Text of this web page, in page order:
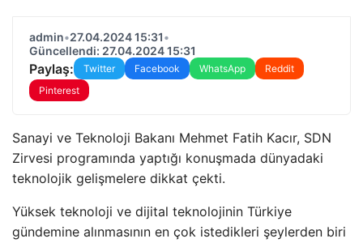
admin•27.04.2024 15:31•
Güncellendi: 27.04.2024 15:31
Paylaş: Twitter Facebook WhatsApp
Reddit
Pinterest
Sanayi ve Teknoloji Bakanı Mehmet Fatih Kacır, SDN
Zirvesi programında yaptığı konuşmada dünyadaki
teknolojik gelişmelere dikkat çekti.
Yüksek teknoloji ve dijital teknolojinin Türkiye
gündemine alınmasının en çok istedikleri şeylerden biri